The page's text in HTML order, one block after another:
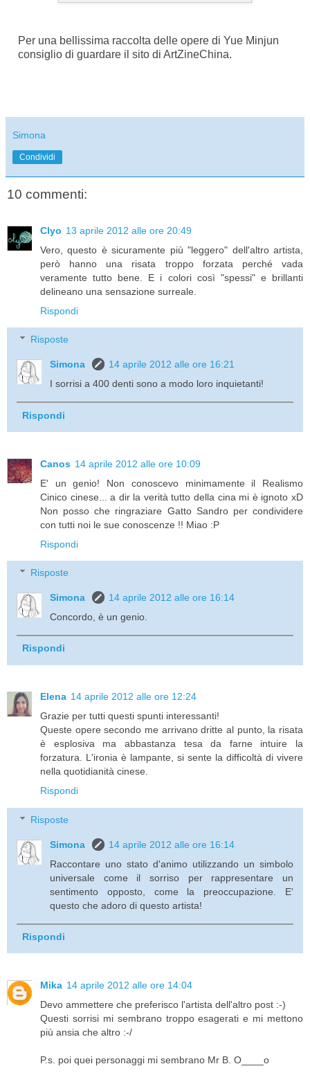
Per una bellissima raccolta delle opere di Yue Minjun
consiglio di guardare il sito di ArtZineChina.
Simona
Condividi
10 commenti:
Clyo 13 aprile 2012 alle ore 20:49
Vero, questo è sicuramente più "leggero" dell'altro artista,
però hanno una risata troppo forzata perché vada
veramente tutto bene. E i colori così "spessi" e brillanti
delineano una sensazione surreale.
Rispondi
Risposte
Simona
14 aprile 2012 alle ore 16:21
I sorrisi a 400 denti sono a modo loro inquietanti!
Rispondi
Canos 14 aprile 2012 alle ore 10:09
E' un genio! Non conoscevo minimamente il Realismo
Cinico cinese... a dir la verità tutto della cina mi è ignoto xD
Non posso che ringraziare Gatto Sandro per condividere
con tutti noi le sue conoscenze !! Miao :P
Rispondi
Risposte
Simona
14 aprile 2012 alle ore 16:14
Concordo, è un genio.
Rispondi
Elena 14 aprile 2012 alle ore 12:24
Grazie per tutti questi spunti interessanti!
Queste opere secondo me arrivano dritte al punto, la risata
è esplosiva ma abbastanza tesa da farne intuire la
forzatura. L'ironia è lampante, si sente la difficoltà di vivere
nella quotidianità cinese.
Rispondi
Risposte
Simona
14 aprile 2012 alle ore 16:14
Raccontare uno stato d'animo utilizzando un simbolo
universale come il sorriso per rappresentare un
sentimento opposto, come la preoccupazione. E'
questo che adoro di questo artista!
Rispondi
Mika 14 aprile 2012 alle ore 14:04
Devo ammettere che preferisco l'artista dell'altro post :-)
Questi sorrisi mi sembrano troppo esagerati e mi mettono
più ansia che altro :-/
P.s. poi quei personaggi mi sembrano Mr B. O____o